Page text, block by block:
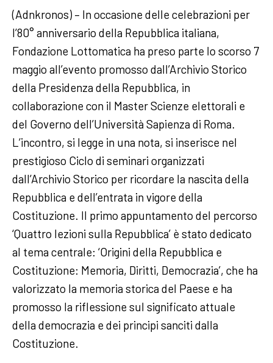
(Adnkronos) – In occasione delle celebrazioni per
l’80° anniversario della Repubblica italiana,
Fondazione Lottomatica ha preso parte lo scorso 7
maggio all’evento promosso dall’Archivio Storico
della Presidenza della Repubblica, in
collaborazione con il Master Scienze elettorali e
del Governo dell’Università Sapienza di Roma.
L’incontro, si legge in una nota, si inserisce nel
prestigioso Ciclo di seminari organizzati
dall’Archivio Storico per ricordare la nascita della
Repubblica e dell’entrata in vigore della
Costituzione. Il primo appuntamento del percorso
‘Quattro lezioni sulla Repubblica’ è stato dedicato
al tema centrale: ‘Origini della Repubblica e
Costituzione: Memoria, Diritti, Democrazia’, che ha
valorizzato la memoria storica del Paese e ha
promosso la riflessione sul significato attuale
della democrazia e dei principi sanciti dalla
Costituzione.